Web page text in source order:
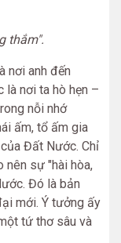
thắm".
nơi anh đến
nơi ta hò hẹn –
nỗi nhớ
ấm, tổ ấm gia
Đất Nước. Chỉ
nên sự "hài hòa,
Đó là bản
mới. Ý tưởng ấy
tứ thơ sâu và